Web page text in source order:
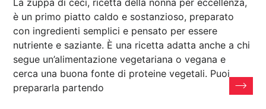
è un primo piatto caldo e sostanzioso, preparato
con ingredienti semplici e pensato per essere
nutriente e saziante. È una ricetta adatta anche a chi
segue un’alimentazione vegetariana o vegana e
cerca una buona fonte di proteine vegetali. Puoi
prepararla partendo